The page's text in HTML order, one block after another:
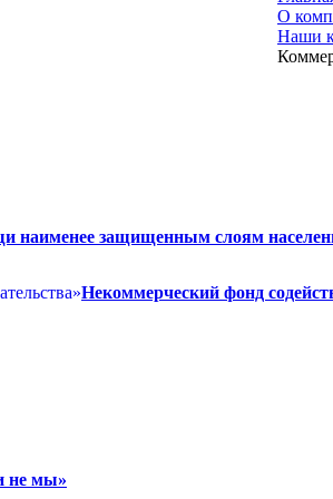
О
Наши
наименее защищенным слоям
Некоммерческий фонд
не мы»